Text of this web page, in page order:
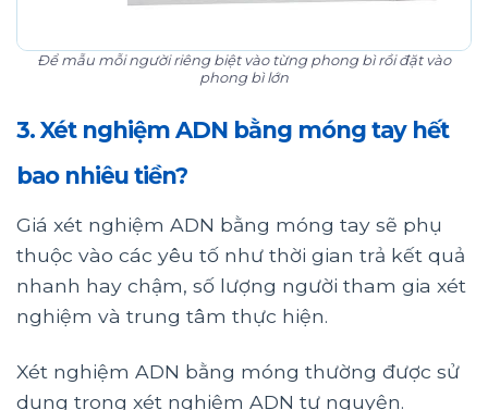
Để mẫu mỗi người riêng biệt vào từng phong bì rồi đặt vào
phong bì lớn
3. Xét nghiệm ADN bằng móng tay hết
bao nhiêu tiền?
Giá xét nghiệm ADN bằng móng tay sẽ phụ
thuộc vào các yêu tố như thời gian trả kết quả
nhanh hay chậm, số lượng người tham gia xét
nghiệm và trung tâm thực hiện.
Xét nghiệm ADN bằng móng thường được sử
dụng trong xét nghiệm ADN tự nguyện.